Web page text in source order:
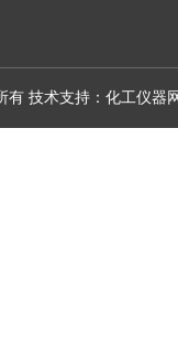
技术支持： 化工仪器